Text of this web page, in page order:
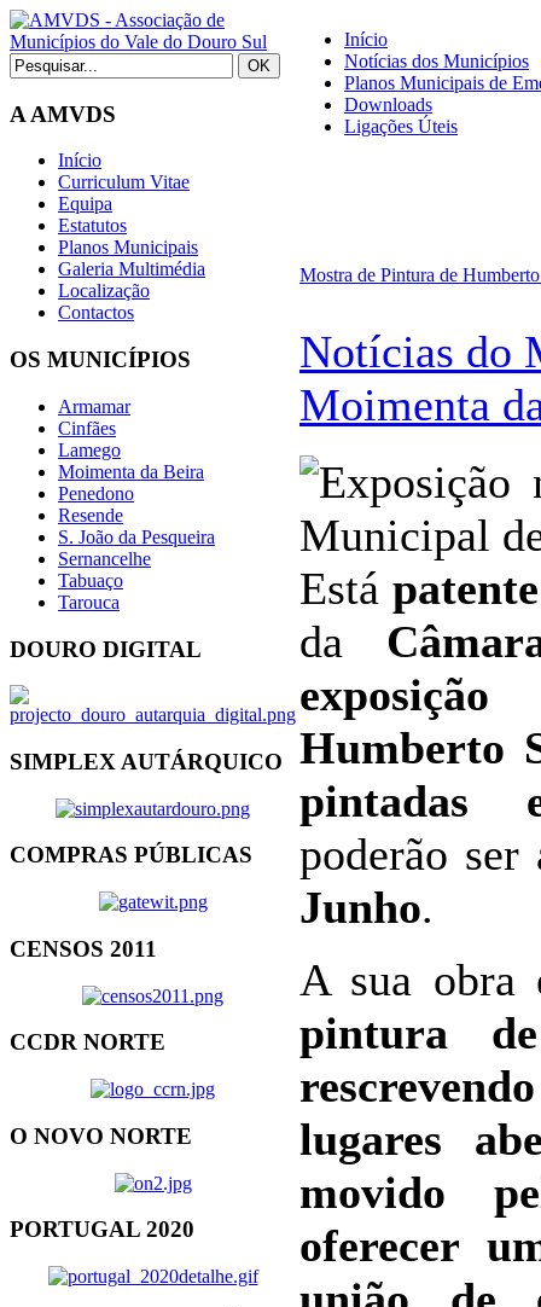
A AMVDS
Início
Curriculum Vitae
Equipa
Estatutos
Planos Municipais
Galeria Multimédia
Localização
Contactos
OS MUNICÍPIOS
Armamar
Cinfães
Lamego
Moimenta da Beira
Penedono
Resende
S. João da Pesqueira
Sernancelhe
Tabuaço
Tarouca
DOURO DIGITAL
SIMPLEX AUTÁRQUICO
COMPRAS PÚBLICAS
CENSOS 2011
CCDR NORTE
O NOVO NORTE
PORTUGAL 2020
Início
Notícias dos Municípios
Planos Municipais de
Downloads
Ligações Úteis
Mostra de Pintura de
Notícias do
Moimenta
Está
da
Humberto
pintadas
poderão
Junho.
A sua obra
pintura
lugares
movido
oferecer